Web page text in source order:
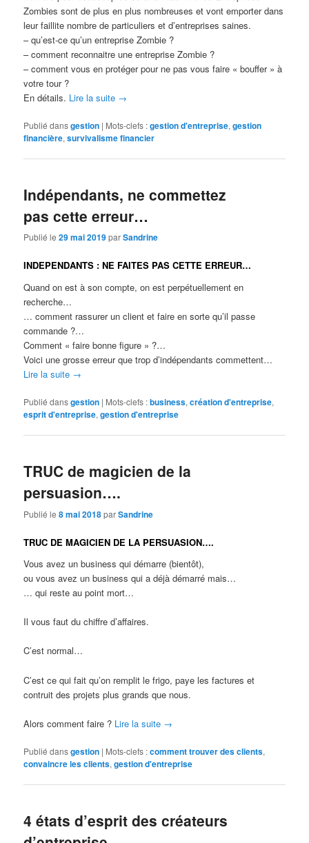
Zombies sont de plus en plus nombreuses et vont emporter dans
leur faillite nombre de particuliers et d’entreprises saines.
– qu’est-ce qu’un entreprise Zombie ?
– comment reconnaitre une entreprise Zombie ?
– comment vous en protéger pour ne pas vous faire « bouffer » à
votre tour ?
En détails. Lire la suite →
Publié dansgestion | Mots-clefs :gestion d'entreprise,gestion
financière,survivalisme financier
Indépendants, ne commettez
pas cette erreur…
Publié le29 mai 2019parSandrine
INDEPENDANTS : NE FAITES PAS CETTE ERREUR…
Quand on est à son compte, on est perpétuellement en
recherche…
… comment rassurer un client et faire en sorte qu’il passe
commande ?…
Comment « faire bonne figure » ?…
Voici une grosse erreur que trop d’indépendants commettent…
Lire la suite →
Publié dansgestion | Mots-clefs :business,création d'entreprise,
esprit d'entreprise,gestion d'entreprise
TRUC de magicien de la
persuasion….
Publié le8 mai 2018parSandrine
TRUC DE MAGICIEN DE LA PERSUASION….
Vous avez un business qui démarre (bientôt),
ou vous avez un business qui a déjà démarré mais…
… qui reste au point mort…
Il vous faut du chiffre d’affaires.
C’est normal…
C’est ce qui fait qu’on remplit le frigo, paye les factures et
contruit des projets plus grands que nous.
Alors comment faire ? Lire la suite →
Publié dansgestion | Mots-clefs :comment trouver des clients,
convaincre les clients,gestion d'entreprise
4 états d’esprit des créateurs